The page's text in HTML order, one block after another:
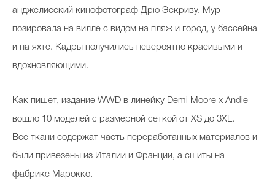
анджелисский кинофотограф Дрю Эскриву. Мур
позировала на вилле с видом на пляж и город, у бассейна
и на яхте. Кадры получились невероятно красивыми и
вдохновляющими.
Как пишет, издание WWD в линейку Demi Moore x Andie
вошло 10 моделей с размерной сеткой от XS до 3XL.
Все ткани содержат часть переработанных материалов и
были привезены из Италии и Франции, а сшиты на
фабрике Марокко.